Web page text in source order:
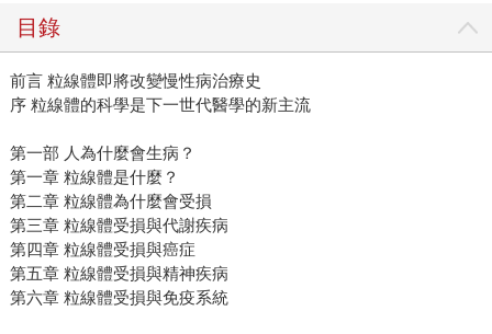
目錄
前言 粒線體即將改變慢性病治療史
序 粒線體的科學是下一世代醫學的新主流
第一部 人為什麼會生病？
第一章 粒線體是什麼？
第二章 粒線體為什麼會受損
第三章 粒線體受損與代謝疾病
第四章 粒線體受損與癌症
第五章 粒線體受損與精神疾病
第六章 粒線體受損與免疫系統